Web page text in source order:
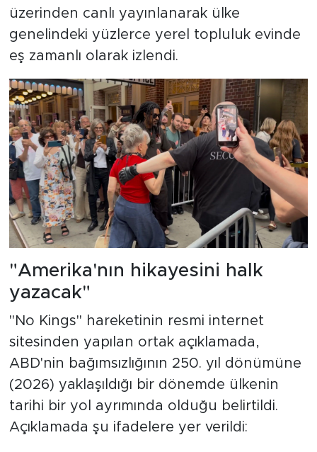
üzerinden canlı yayınlanarak ülke
genelindeki yüzlerce yerel topluluk evinde
eş zamanlı olarak izlendi.
"Amerika'nın hikayesini halk
yazacak"
"No Kings" hareketinin resmi internet
sitesinden yapılan ortak açıklamada,
ABD'nin bağımsızlığının 250. yıl dönümüne
(2026) yaklaşıldığı bir dönemde ülkenin
tarihi bir yol ayrımında olduğu belirtildi.
Açıklamada şu ifadelere yer verildi: